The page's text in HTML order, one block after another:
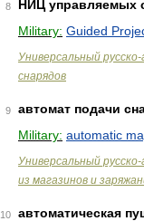
8
НИЦ управляемых
Military: Guided
Универсальный
снарядов
9
автомат подачи
Military: automatic
Универсальный
из магазинов и
10
автоматическая